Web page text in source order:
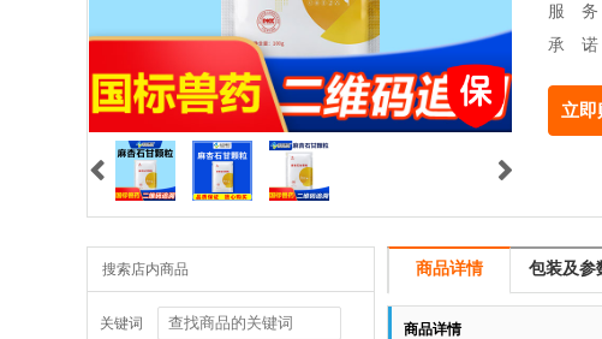
 
服 务
承 诺
立即
搜索店内商品
关键词
商品详情 包装及参
商品详情